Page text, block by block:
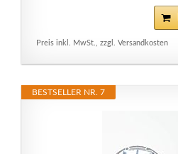
Preis inkl. MwSt., zzgl. Versandkosten
BESTSELLER NR. 7